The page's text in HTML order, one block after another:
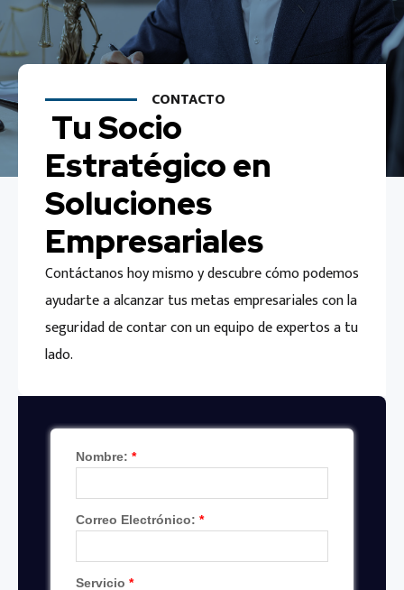
CONTACTO
Tu Socio
Estratégico en
Soluciones
Empresariales
Contáctanos hoy mismo y descubre cómo podemos
ayudarte a alcanzar tus metas empresariales con la
seguridad de contar con un equipo de expertos a tu
lado.